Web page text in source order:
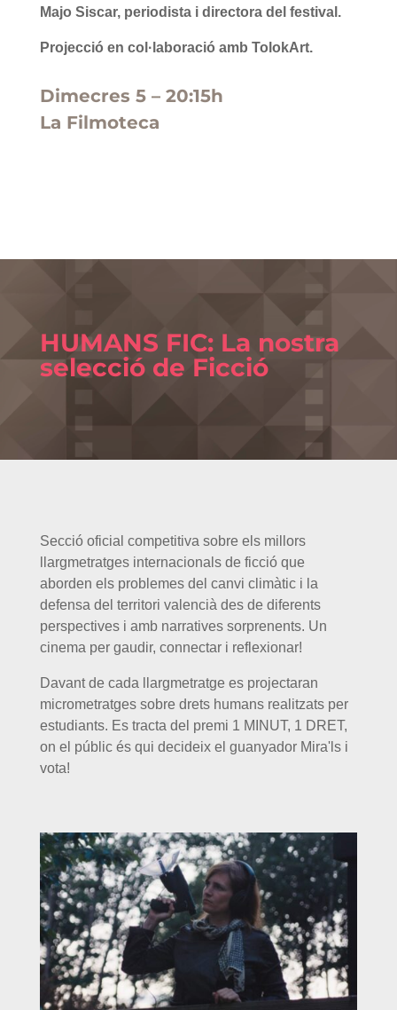
Majo Siscar, periodista i directora del festival.
Projecció en col·laboració amb TolokArt.
Dimecres 5 – 20:15h
La Filmoteca
HUMANS FIC: La nostra
selecció de Ficció
Secció oficial competitiva sobre els millors
llargmetratges internacionals de ficció que
aborden els problemes del canvi climàtic i la
defensa del territori valencià des de diferents
perspectives i amb narratives sorprenents. Un
cinema per gaudir, connectar i reflexionar!
Davant de cada llargmetratge es projectaran
micrometratges sobre drets humans realitzats per
estudiants. Es tracta del premi 1 MINUT, 1 DRET,
on el públic és qui decideix el guanyador Mira'ls i
vota!